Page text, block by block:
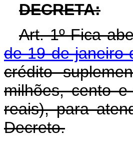
DECRETA:
Art. 1º Fica
de 19 de janeiro
crédito
milhões, cento
reais), para
Decreto.